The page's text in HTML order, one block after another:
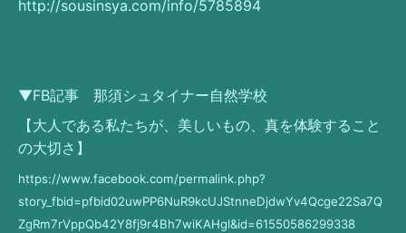
http://sousinsya.com/info/5785894
▼FB記事 那須シュタイナー自然学校
【大人である私たちが、美しいもの、真を体験すること
の大切さ】
https://www.facebook.com/permalink.php?
story_fbid=pfbid02uwPP6NuR9kcUJStnneDjdwYv4Qcge22Sa7Q
ZgRm7rVppQb42Y8fj9r4Bh7wiKAHgl&id=61550586299338